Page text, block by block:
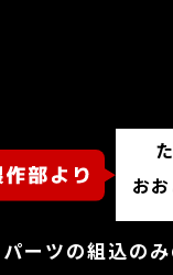
お
ーツの組込の